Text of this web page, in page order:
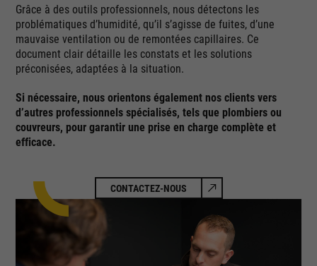
Grâce à des outils professionnels, nous détectons les
problématiques d’humidité, qu’il s’agisse de fuites, d’une
mauvaise ventilation ou de remontées capillaires. Ce
document clair détaille les constats et les solutions
préconisées, adaptées à la situation.
Si nécessaire, nous orientons également nos clients vers
d’autres professionnels spécialisés, tels que plombiers ou
couvreurs, pour garantir une prise en charge complète et
efficace.
CONTACTEZ-NOUS